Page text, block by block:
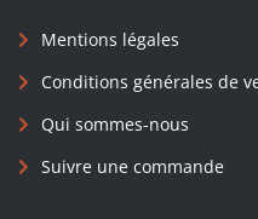
Mentions légales
Conditions générales de
Qui sommes-nous
Suivre une commande